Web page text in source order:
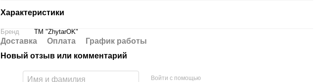
Характеристики
Бренд ТМ "ZhytarOK"
Доставка Оплата
График работы
Новый отзыв или комментарий
Войти с помощью